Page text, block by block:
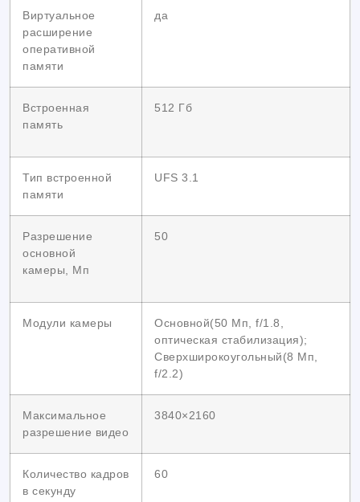
Виртуальное
расширение
оперативной
памяти
да
Встроенная
память
512 Гб
Тип встроенной
памяти
UFS 3.1
Разрешение
основной
камеры, Мп
50
Модули камеры
Основной(50 Мп, f/1.8,
оптическая стабилизация);
Сверхширокоугольный(8 Мп,
f/2.2)
Максимальное
разрешение видео
3840×2160
Количество кадров
в секунду
60